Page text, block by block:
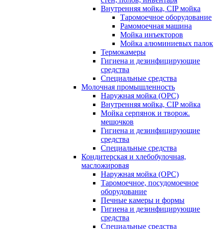
Внутренняя мойка, CIP мойка
Таромоечное оборудование
Рамомоечная машина
Мойка инъекторов
Мойка алюминиевых палок
Термокамеры
Гигиена и дезинфицирующие
средства
Специальные средства
Молочная промышленность
Наружная мойка (ОРС)
Внутренняя мойка, CIP мойка
Мойка серпянок и творож.
мешочков
Гигиена и дезинфицирующие
средства
Специальные средства
Кондитерская и хлебобулочная,
масложировая
Наружная мойка (ОРС)
Таромоечное, посудомоечное
оборудование
Печные камеры и формы
Гигиена и дезинфицирующие
средства
Специальные средства